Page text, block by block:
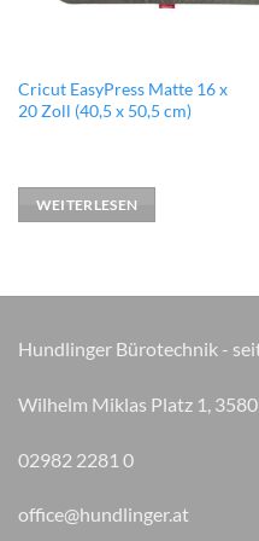
Cricut EasyPress Matte 16 x
20 Zoll (40,5 x 50,5 cm)
WEITERLESEN
Hundlinger Bürotechnik -
Wilhelm Miklas Platz 1,
02982 2281 0
office@hundlinger.at